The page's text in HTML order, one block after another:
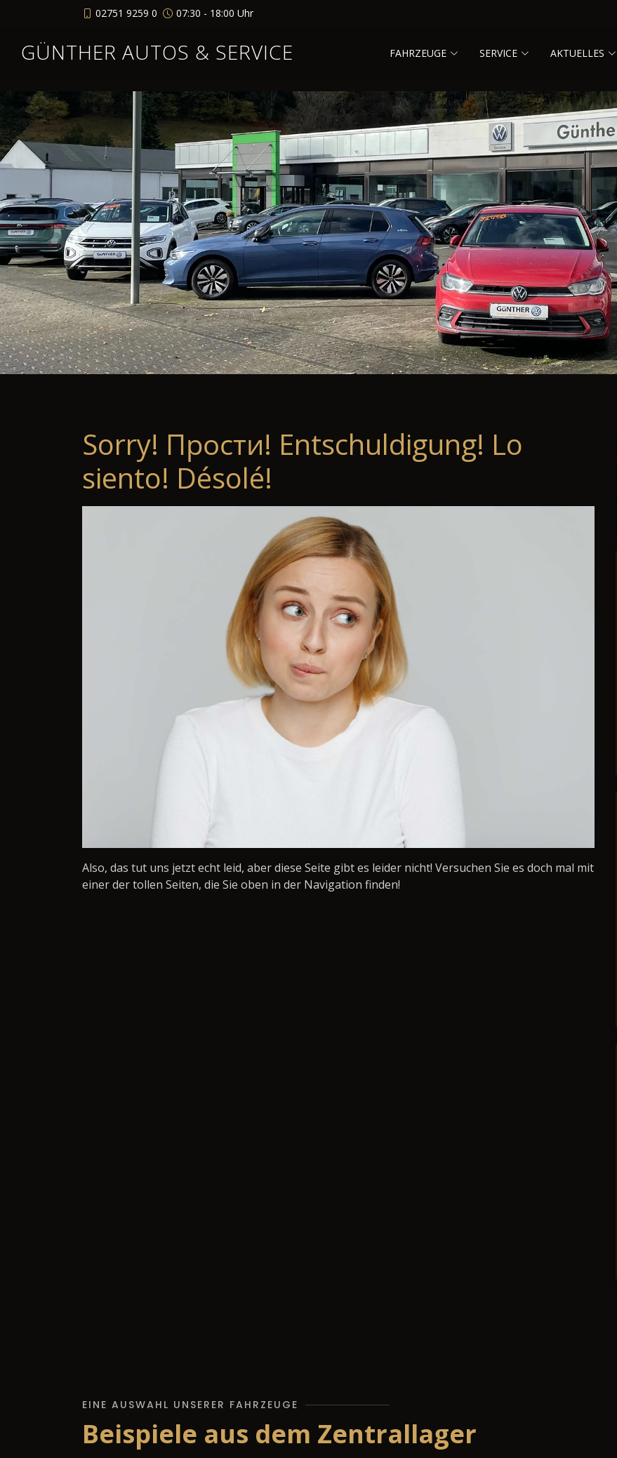
02751 9259 0 07:30 - 18:00 Uhr
GÜNTHER AUTOS & SERVICE FAHRZEUGE SERVICE AKTUELLES
Sorry! Прости! Entschuldigung! Lo
siento! Désolé!
Also, das tut uns jetzt echt leid, aber diese Seite gibt es leider nicht! Versuchen Sie es doch mal mit
einer der tollen Seiten, die Sie oben in der Navigation finden!
EINE AUSWAHL UNSERER FAHRZEUGE
Beispiele aus dem Zentrallager